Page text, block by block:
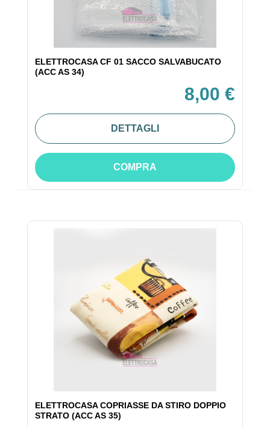
ELETTROCASA CF 01 SACCO SALVABUCATO
(ACC AS 34)
8,00 €
DETTAGLI
COMPRA
ELETTROCASA COPRIASSE DA STIRO DOPPIO
STRATO (ACC AS 35)